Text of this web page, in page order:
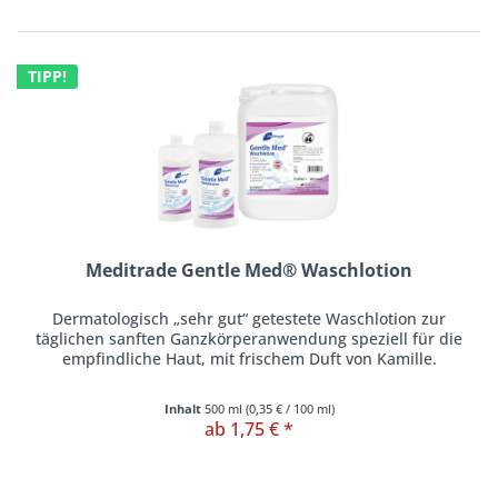
TIPP!
Meditrade Gentle Med® Waschlotion
Dermatologisch „sehr gut“ getestete Waschlotion zur
täglichen sanften Ganzkörperanwendung speziell für die
empfindliche Haut, mit frischem Duft von Kamille.
Inhalt 500 ml (0,35 €/ 100 ml)
ab 1,75 € *